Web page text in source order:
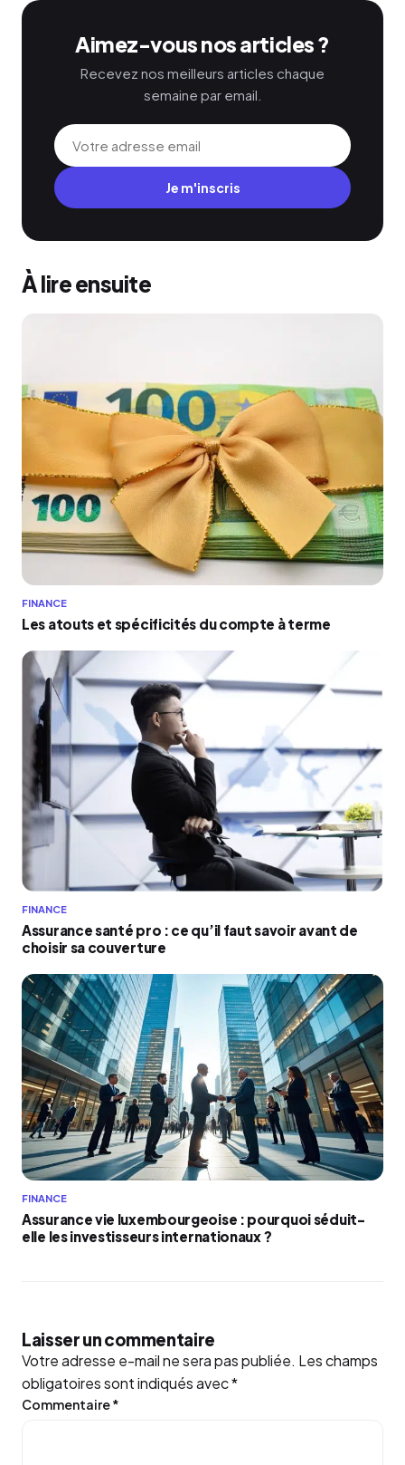
Aimez-vous nos articles ?
Recevez nos meilleurs articles chaque
semaine par email.
Je m'inscris
À lire ensuite
FINANCE
Les atouts et spécificités du compte à terme
FINANCE
Assurance santé pro : ce qu’il faut savoir avant de
choisir sa couverture
FINANCE
Assurance vie luxembourgeoise : pourquoi séduit-
elle les investisseurs internationaux ?
Laisser un commentaire
Votre adresse e-mail ne sera pas publiée. Les champs
obligatoires sont indiqués avec*
Commentaire*